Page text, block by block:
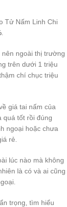
Tử Nấm Linh Chi
ngoài thị trường
trên dưới 1 triệu
chí chục triệu
giá tai nấm của
quá tốt rồi đúng
ngoại hoặc chưa
rẻ.
lúc nào mà không
là có và ai cũng
trọng, tìm hiểu